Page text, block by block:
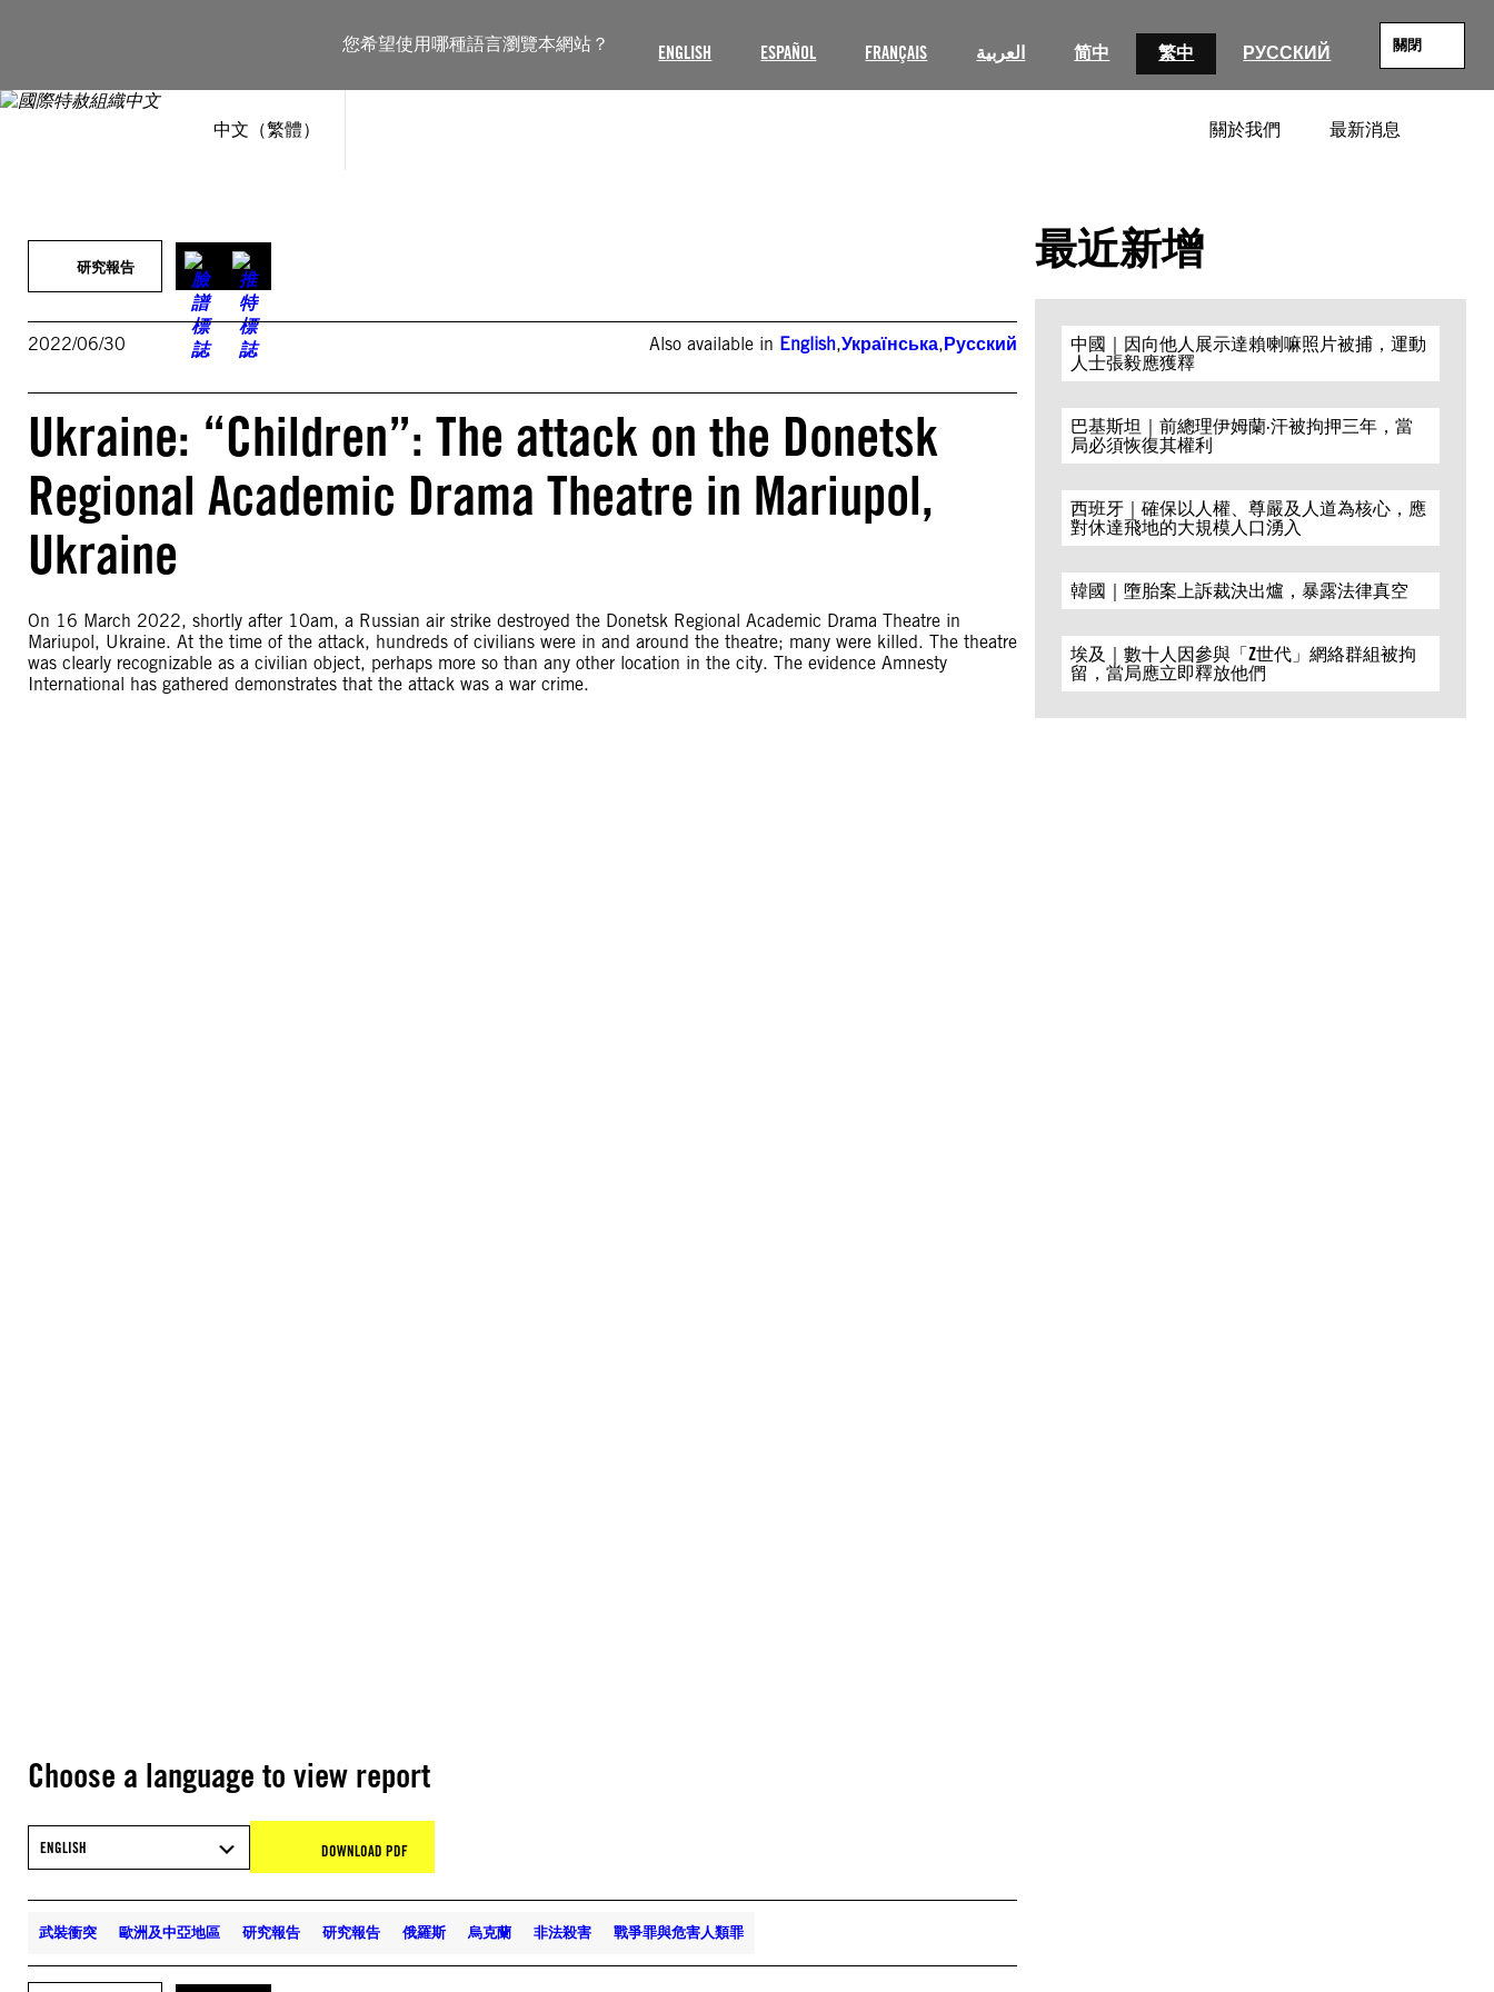
您希望使用哪種語言瀏覽本網站？ ENGLISH ESPAÑOL FRANÇAIS العربية 简中 繁中 РУССКИЙ 關閉
中文（繁體） 關於我們 最新消息
內
研究報告
2022/06/30 Also available in English,Українська,Русский
Ukraine: “Children”: The attack on the Donetsk
Regional Academic Drama Theatre in Mariupol,
Ukraine
On 16 March 2022, shortly after 10am, a Russian air strike destroyed the Donetsk Regional Academic Drama Theatre in
Mariupol, Ukraine. At the time of the attack, hundreds of civilians were in and around the theatre; many were killed. The theatre
was clearly recognizable as a civilian object, perhaps more so than any other location in the city. The evidence Amnesty
International has gathered demonstrates that the attack was a war crime.
Choose a language to view report
ENGLISH DOWNLOAD PDF
武裝衝突 歐洲及中亞地區 研究報告 研究報告 俄羅斯 烏克蘭 非法殺害 戰爭罪與危害人類罪
最近新增
中國｜因向他人展示達賴喇嘛照片被捕，運動
人士張毅應獲釋
巴基斯坦｜前總理伊姆蘭·汗被拘押三年，當
局必須恢復其權利
西班牙｜確保以人權、尊嚴及人道為核心，應
對休達飛地的大規模人口湧入
韓國｜墮胎案上訴裁決出爐，暴露法律真空
埃及｜數十人因參與「Z世代」網絡群組被拘
留，當局應立即釋放他們